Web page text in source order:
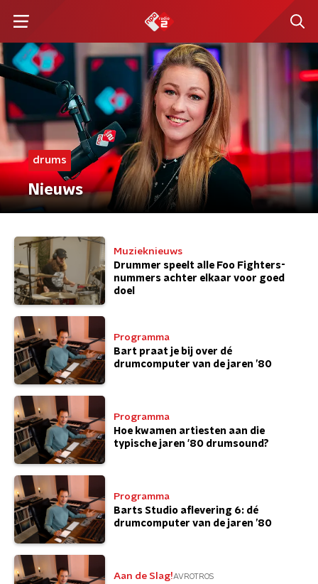
drums
Nieuws
Muzieknieuws
Drummer speelt alle Foo Fighters-
nummers achter elkaar voor goed
doel
Programma
Bart praat je bij over dé
drumcomputer van de jaren ’80
Programma
Hoe kwamen artiesten aan die
typische jaren '80 drumsound?
Programma
Barts Studio aflevering 6: dé
drumcomputer van de jaren ’80
Aan de Slag!AVROTROS